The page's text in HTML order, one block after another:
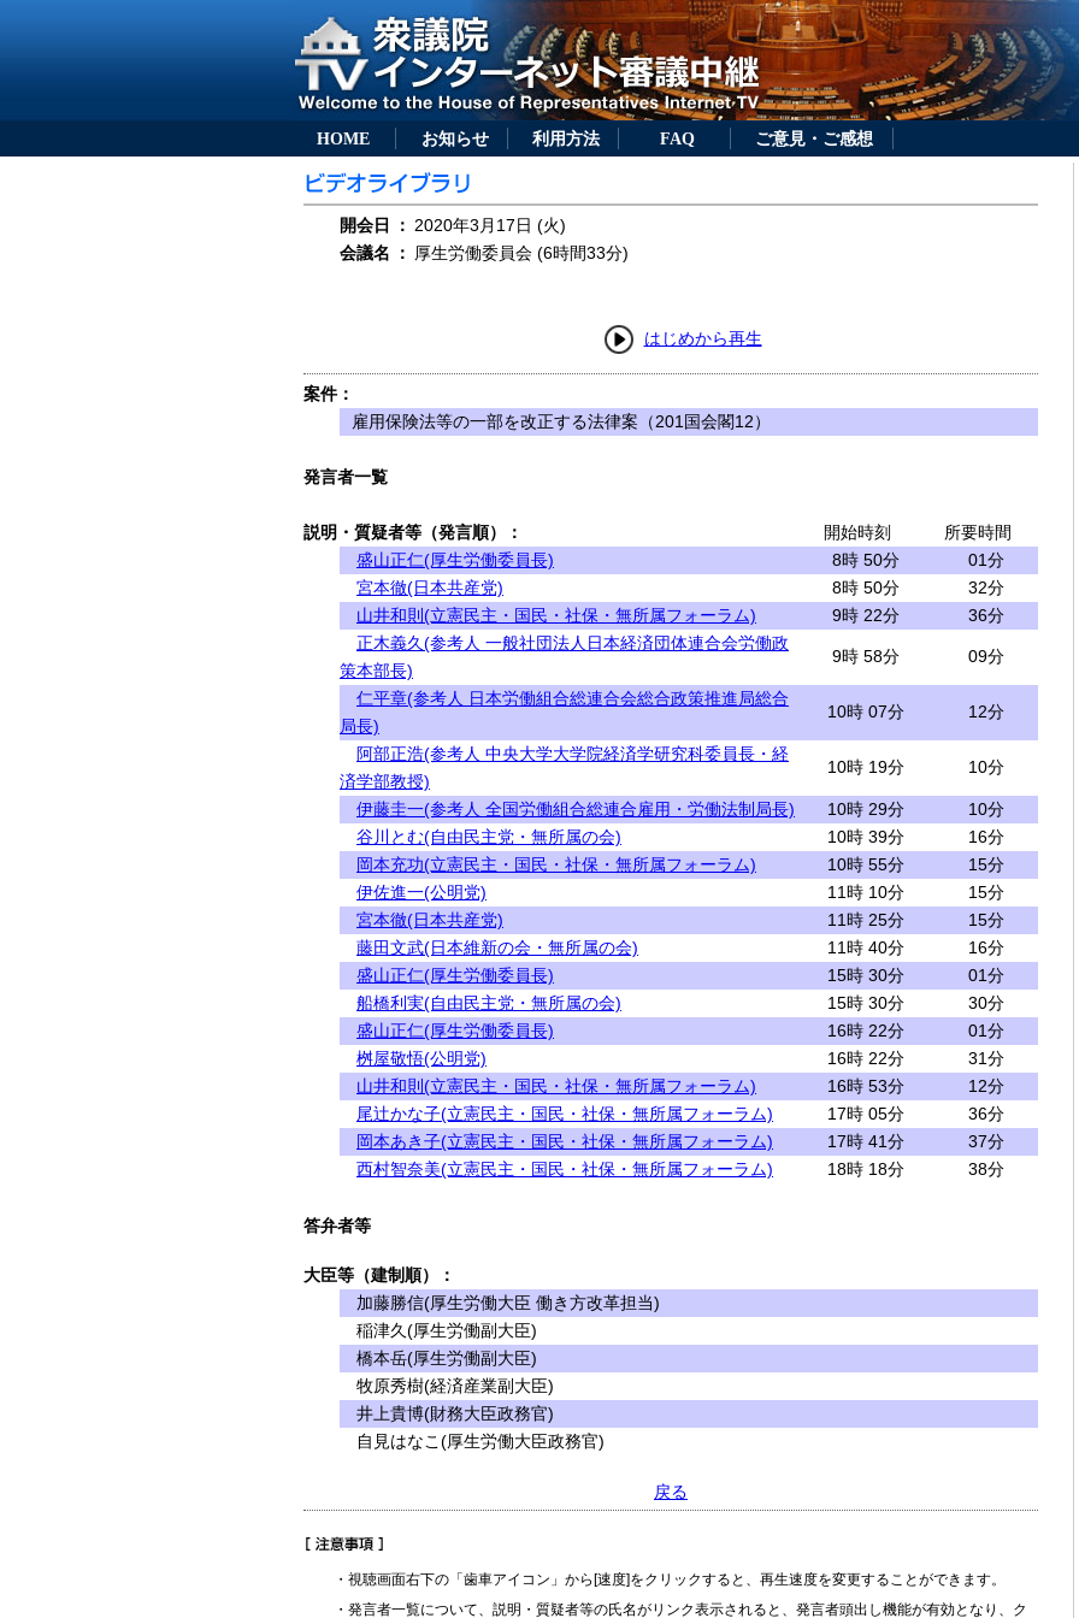
HOME お知らせ 利用方法 FAQ ご意見・ご感想
開会日 ： 2020年3月17日 (火)
会議名
： 厚生労働委員会 (6時間33分)
はじめから再生
案件：
雇用保険法等の一部を改正する法律案（201国会閣12）
発言者一覧
説明・質疑者等（発言順）： 開始時刻
所要時間
盛山正仁(厚生労働委員長)
8時 50分
01分
宮本徹(日本共産党)
8時 50分
32分
山井和則(立憲民主・国民・社保・無所属フォーラム)
9時 22分
36分
正木義久(参考人 一般社団法人日本経済団体連合会労働政
策本部長)
9時 58分 09分
仁平章(参考人 日本労働組合総連合会総合政策推進局総合
局長)
10時 07分 12分
阿部正浩(参考人 中央大学大学院経済学研究科委員長・経
済学部教授)
10時 19分 10分
伊藤圭一(参考人 全国労働組合総連合雇用・労働法制局長) 10時 29分
10分
谷川とむ(自由民主党・無所属の会)
10時 39分
16分
岡本充功(立憲民主・国民・社保・無所属フォーラム)
10時 55分
15分
伊佐進一(公明党)
11時 10分
15分
宮本徹(日本共産党)
11時 25分
15分
藤田文武(日本維新の会・無所属の会)
11時 40分
16分
盛山正仁(厚生労働委員長)
15時 30分
01分
船橋利実(自由民主党・無所属の会)
15時 30分
30分
盛山正仁(厚生労働委員長)
16時 22分
01分
桝屋敬悟(公明党)
16時 22分
31分
山井和則(立憲民主・国民・社保・無所属フォーラム)
16時 53分
12分
尾辻かな子(立憲民主・国民・社保・無所属フォーラム)
17時 05分
36分
岡本あき子(立憲民主・国民・社保・無所属フォーラム)
17時 41分
37分
西村智奈美(立憲民主・国民・社保・無所属フォーラム)
18時 18分 38分
答弁者等
大臣等（建制順）：
加藤勝信(厚生労働大臣 働き方改革担当)
稲津久(厚生労働副大臣)
橋本岳(厚生労働副大臣)
牧原秀樹(経済産業副大臣)
井上貴博(財務大臣政務官)
自見はなこ(厚生労働大臣政務官)
戻る
・視聴画面右下の「歯車アイコン」から[速度]をクリックすると、再生速度を変更することができます。
・発言者一覧について、説明・質疑者等の氏名がリンク表示されると、発言者頭出し機能が有効となり、ク